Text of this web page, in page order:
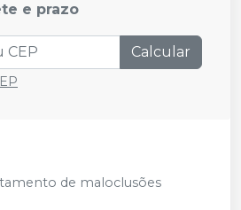
e prazo
Calcular
de maloclusões